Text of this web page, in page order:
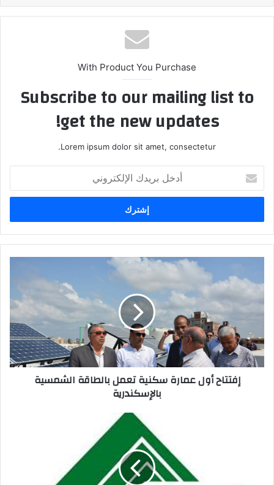
With Product You Purchase
Subscribe to our mailing list to
get the new updates!
Lorem ipsum dolor sit amet, consectetur.
بريدك
الإلكتروني
إفتتاح أول عمارة سكنية تعمل بالطاقة الشمسية
بالإسكندرية